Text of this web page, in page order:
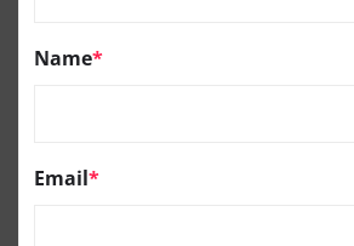
Name*
Email*